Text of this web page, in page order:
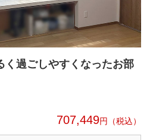
く過ごしやすくなったお部
707,449円